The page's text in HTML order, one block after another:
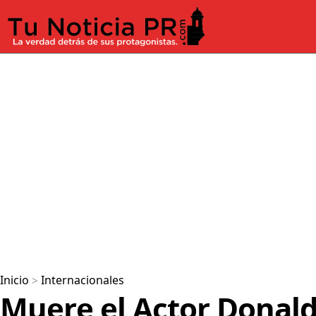
Inicio > Internacionales